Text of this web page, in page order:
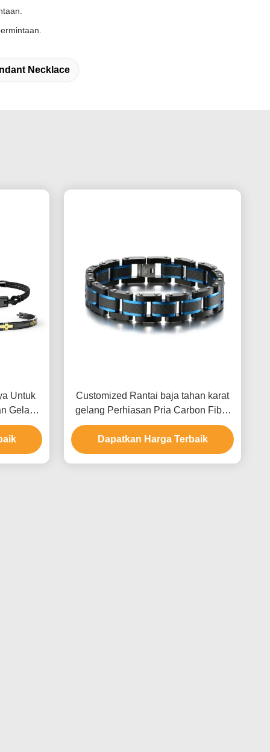
Necklace
Untuk
Gelang
Customized Rantai baja tahan karat
gelang Perhiasan Pria Carbon Fiber
gelang
Dapatkan Harga Terbaik